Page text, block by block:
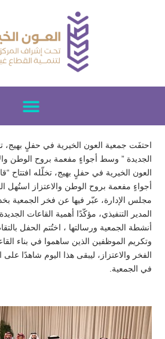
احتفَت جمعية العون الخيرية في حفلٍ بهيج،
الجديدة ” وسط أجواءٍ مفعمة بروح الوطن
العون الخيرية في حفلٍ بهيج، تخلّله افتتاح
أجواءٍ مفعمة بروح الوطن والاعتزاز ‏استُهل
مجلس الإدارة، عبّر فيها عن فخر الجمعية
المدير التنفيذي، مؤكّدًا أهمية القاعات
أنشطة الجمعية ورسالتها ، ‏اختُتم الحفل
وتكريم الموظفين الذين ساهموا في بناء
الفخر والاعتزاز، ليبقى هذا اليوم شاهدًا
في الجمعية.